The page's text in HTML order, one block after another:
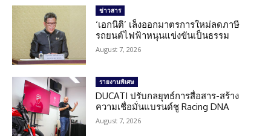
ข่าวสาร
‘เอกนิติ’ เล็งออกมาตรการใหม่ลดภาษี
รถยนต์ไฟฟ้าหนุนแข่งขันเป็นธรรม
August 7, 2026
รายงานพิเศษ
DUCATI ปรับกลยุทธ์การสื่อสาร-สร้าง
ความเชื่อมั่นแบรนด์ชู Racing DNA
August 7, 2026